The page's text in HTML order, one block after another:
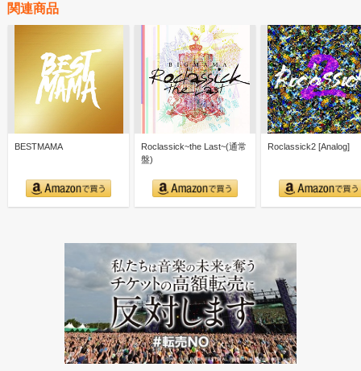
関連商品
BESTMAMA
Roclassick~the Last~(通常
盤)
Roclassick2 [Analog]